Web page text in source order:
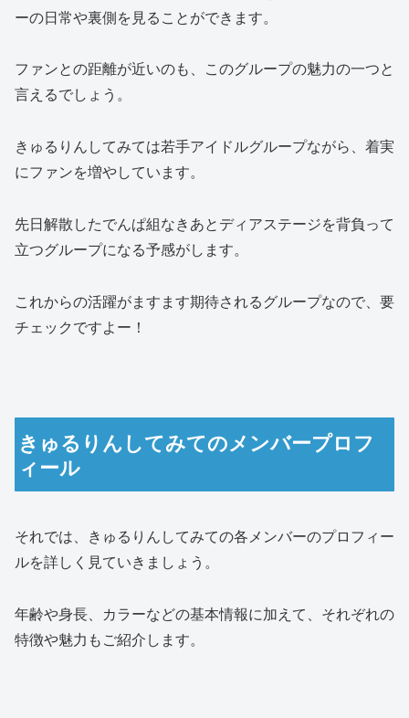
ーの日常や裏側を見ることができます。
ファンとの距離が近いのも、このグループの魅力の一つと
言えるでしょう。
きゅるりんしてみては若手アイドルグループながら、着実
にファンを増やしています。
先日解散したでんぱ組なきあとディアステージを背負って
立つグループになる予感がします。
これからの活躍がますます期待されるグループなので、要
チェックですよー！
きゅるりんしてみてのメンバープロフ
ィール
それでは、きゅるりんしてみての各メンバーのプロフィー
ルを詳しく見ていきましょう。
年齢や身長、カラーなどの基本情報に加えて、それぞれの
特徴や魅力もご紹介します。